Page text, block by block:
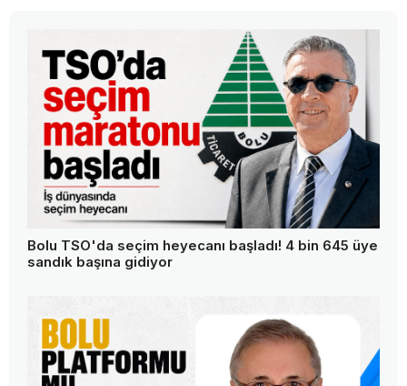
Bolu TSO'da seçim heyecanı başladı! 4 bin 645 üye
sandık başına gidiyor